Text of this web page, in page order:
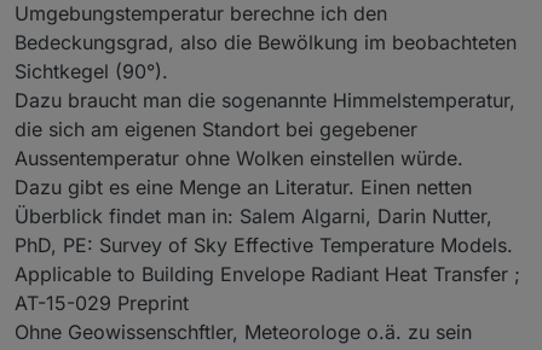
Umgebungstemperatur berechne ich den
Bedeckungsgrad, also die Bewölkung im beobachteten
Sichtkegel (90°).
Dazu braucht man die sogenannte Himmelstemperatur,
die sich am eigenen Standort bei gegebener
Aussentemperatur ohne Wolken einstellen würde.
Dazu gibt es eine Menge an Literatur. Einen netten
Überblick findet man in: Salem Algarni, Darin Nutter,
PhD, PE: Survey of Sky Effective Temperature Models.
Applicable to Building Envelope Radiant Heat Transfer ;
AT-15-029 Preprint
Ohne Geowissenschftler, Meteorologe o.ä. zu sein